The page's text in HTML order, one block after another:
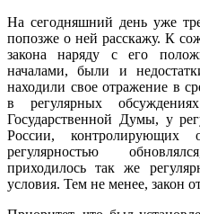
На сегодняшний день уже
попозже о ней расскажу. К
закона наряду с его
началами, были и
находили свое отражение в
в регулярных
Государственной Думы, у
России, контролирующих
регулярностью
приходилось так же
условия. Тем не менее, закон